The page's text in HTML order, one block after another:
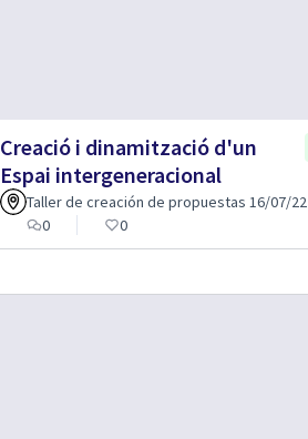
Creació i dinamització d'un
Espai intergeneracional
Taller de creación de propuestas 16/07/22
0
0